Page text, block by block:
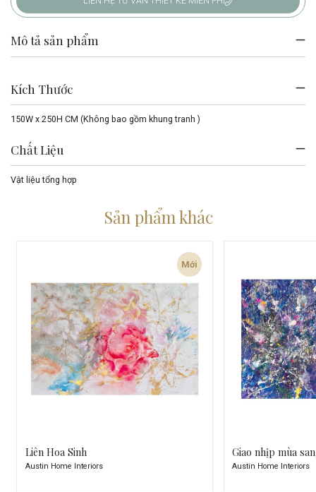
Mô tả sản phẩm
Kích Thước
150W x 250H CM (Không bao gồm khung tranh )
Chất Liệu
Vật liệu tổng hợp
Sản phẩm khác
Mới
Liên Hoa Sinh
Austin Home Interiors
Giao nhịp mùa
Austin Home Interiors